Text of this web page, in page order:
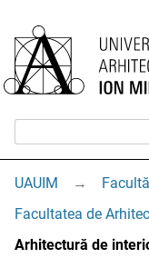
UAUIM →
Facultatea de
Arhitectură de